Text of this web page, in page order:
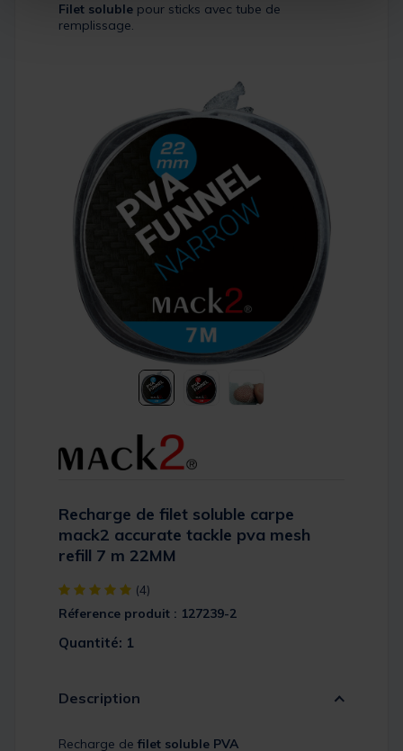
Filet soluble pour sticks avec tube de
remplissage.
Recharge de filet soluble carpe
mack2 accurate tackle pva mesh
refill 7 m 22MM
[object Object] out of 5 Customer Rating
(4)
Réference produit : 127239-2
Quantité: 1
Description
Recharge de filet soluble PVA